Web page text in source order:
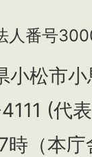
人番号
松市小
(代
時（本